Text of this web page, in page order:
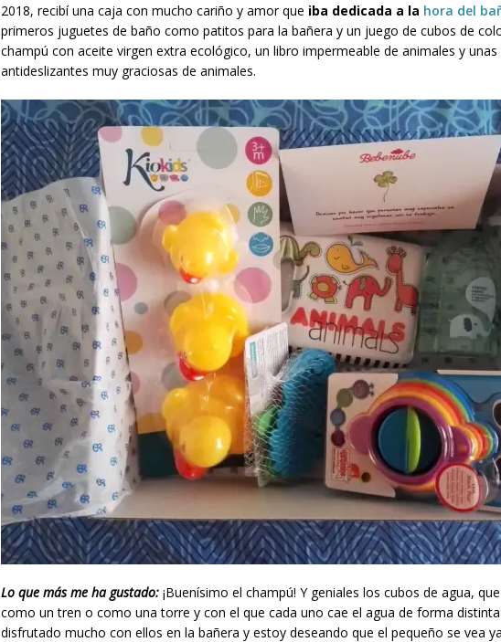
2018, recibí una caja con mucho cariño y amor que iba dedicada a la hora del
primeros juguetes de baño como patitos para la bañera y un juego de cubos de
champú con aceite virgen extra ecológico, un libro impermeable de animales y unas
antideslizantes muy graciosas de animales.
Lo que más me ha gustado: ¡Buenísimo el champú! Y geniales los cubos de agua,
como un tren o como una torre y con el que cada uno cae el agua de forma
disfrutado mucho con ellos en la bañera y estoy deseando que el pequeño se vea